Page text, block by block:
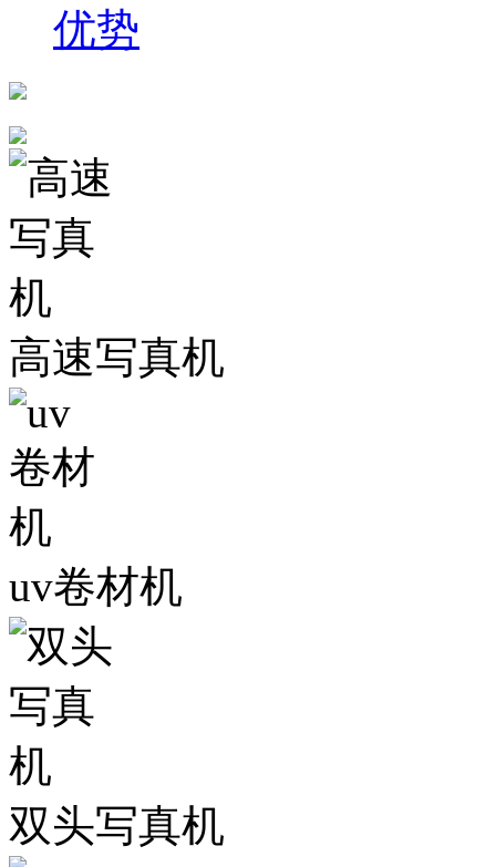
优势
高速写真机
uv卷材机
双头写真机